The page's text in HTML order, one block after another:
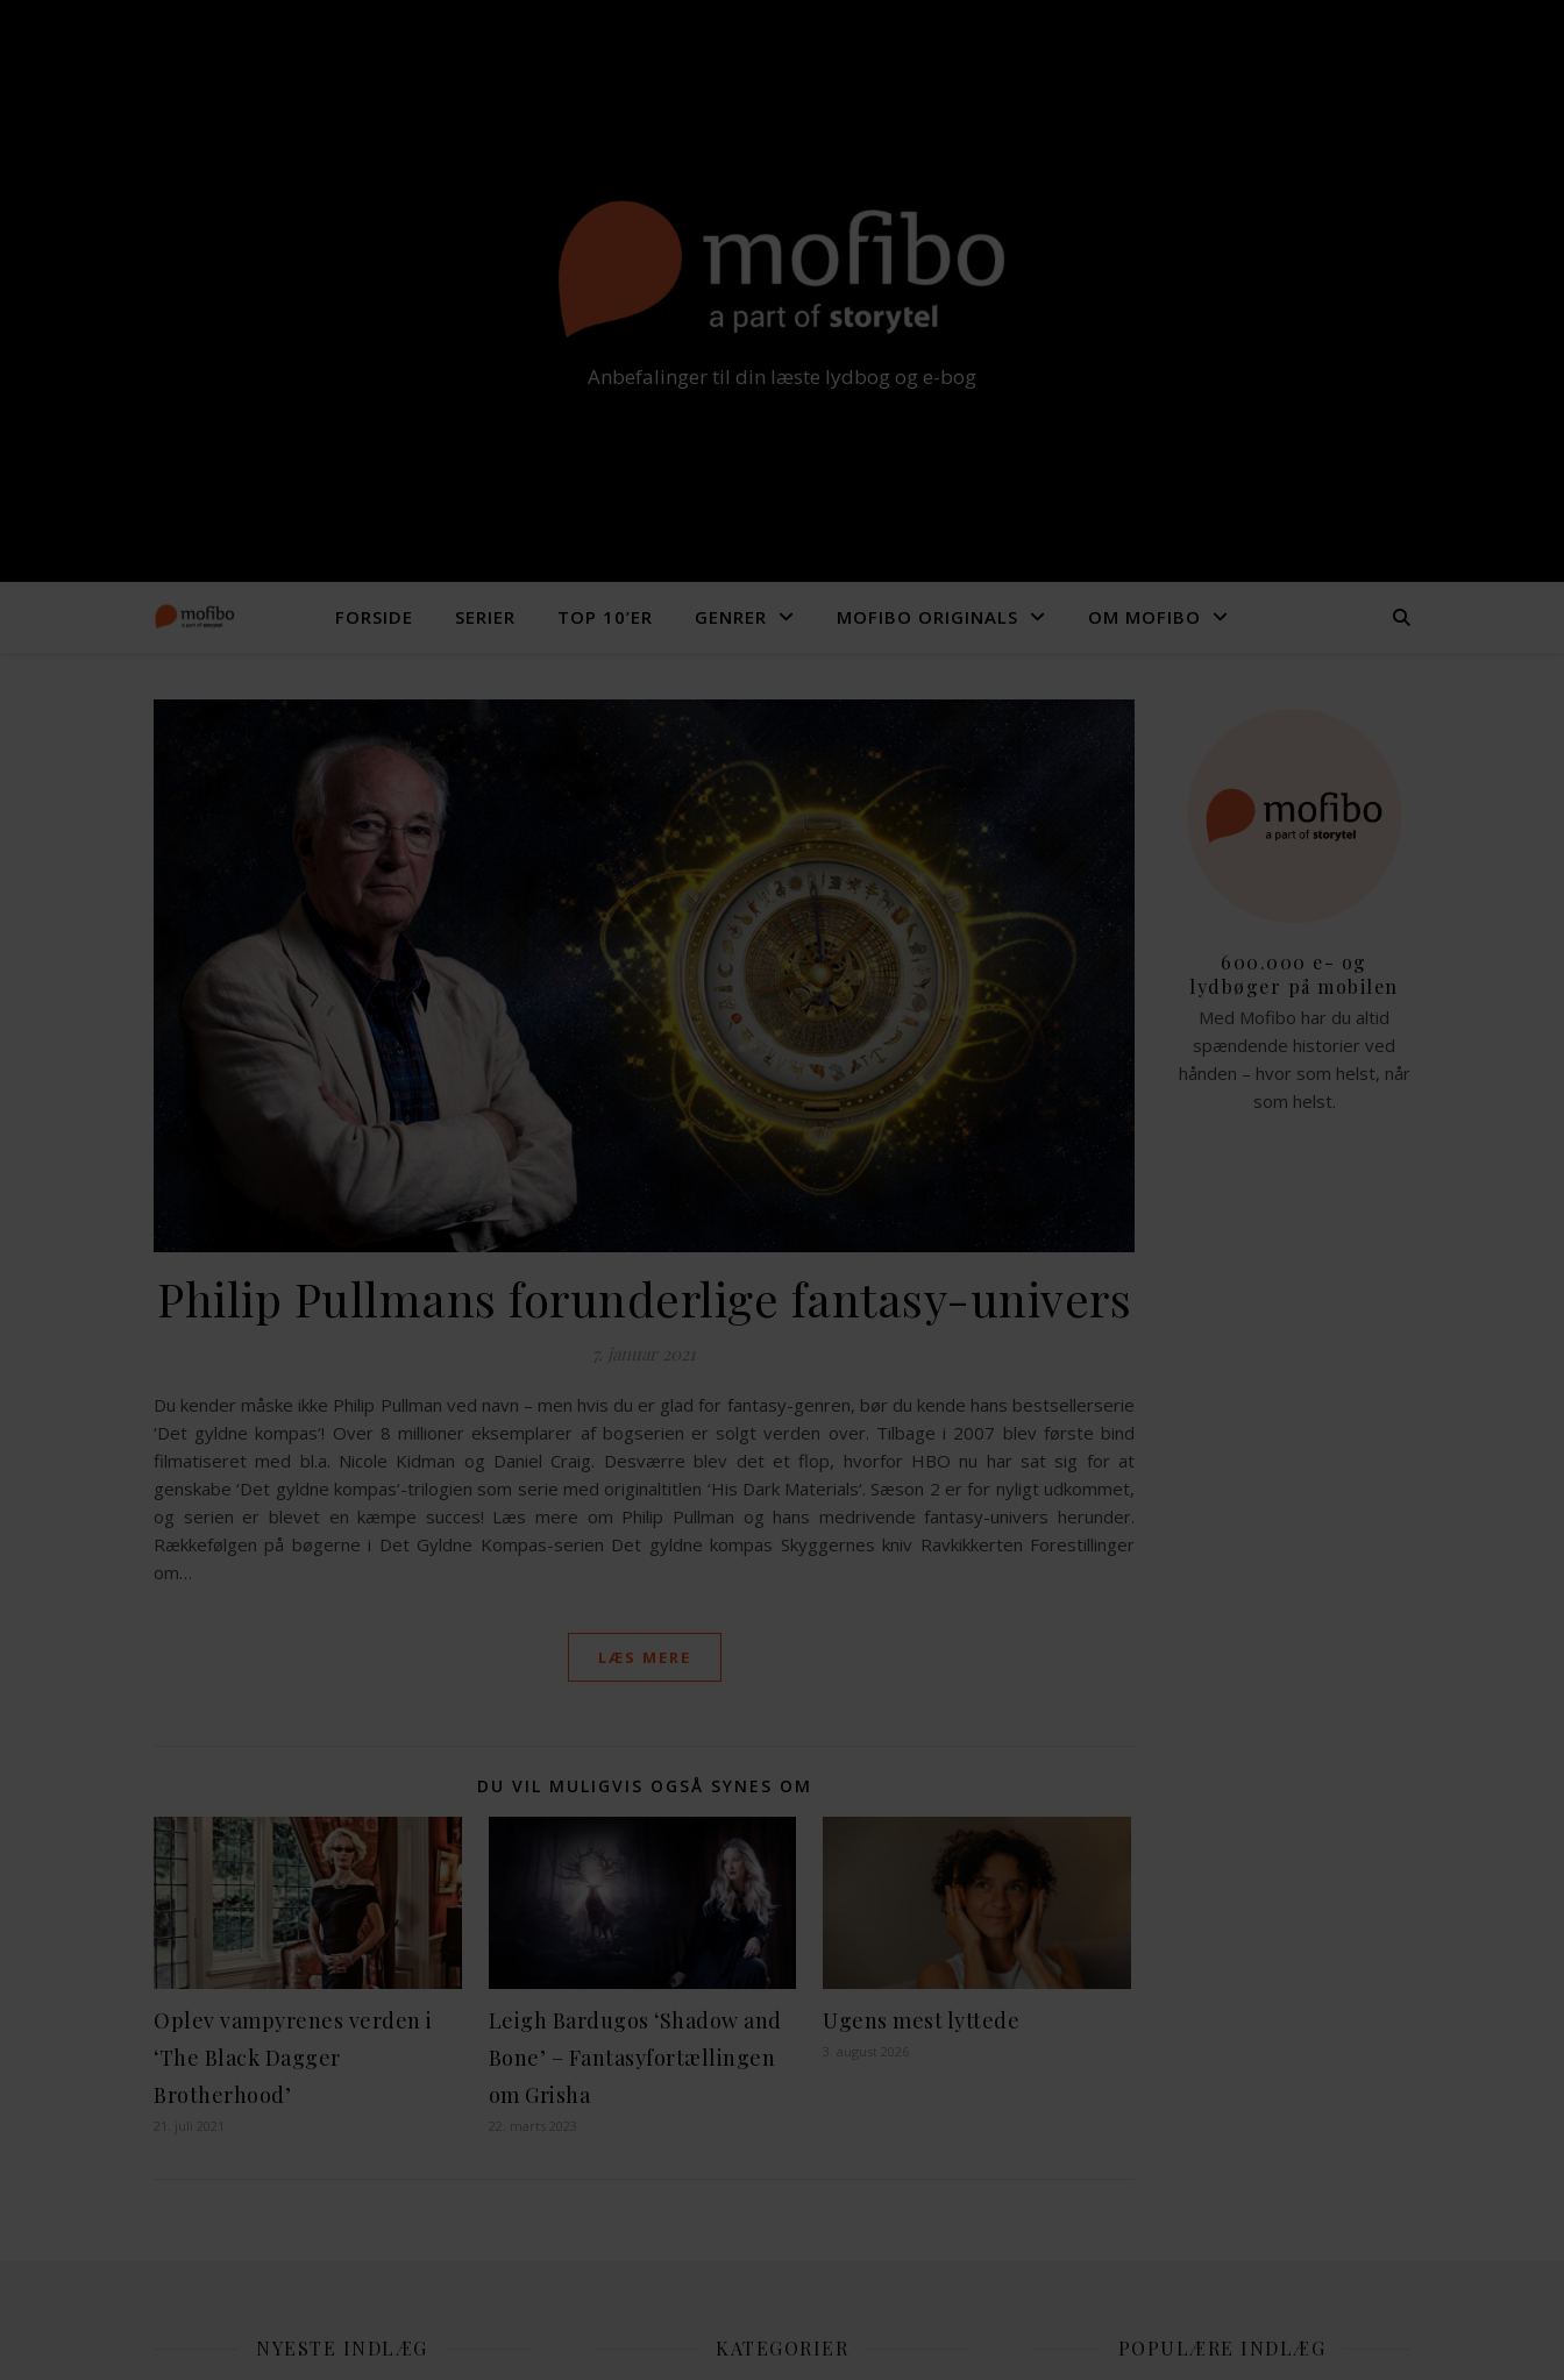
Anbefalinger til din læste lydbog og e-bog
FORSIDE SERIER TOP 10’ER GENRER MOFIBO ORIGINALS OM MOFIBO
Philip Pullmans forunderlige fantasy-univers
7. januar 2021
Du kender måske ikke Philip Pullman ved navn – men hvis du er glad for fantasy-genren, bør du kende hans bestsellerserie
‘Det gyldne kompas‘! Over 8 millioner eksemplarer af bogserien er solgt verden over. Tilbage i 2007 blev første bind
filmatiseret med bl.a. Nicole Kidman og Daniel Craig. Desværre blev det et flop, hvorfor HBO nu har sat sig for at
genskabe ‘Det gyldne kompas‘-trilogien som serie med originaltitlen ‘His Dark Materials‘. Sæson 2 er for nyligt udkommet,
og serien er blevet en kæmpe succes! Læs mere om Philip Pullman og hans medrivende fantasy-univers herunder.
Rækkefølgen på bøgerne i Det Gyldne Kompas-serien Det gyldne kompas Skyggernes kniv Ravkikkerten Forestillinger
om…
LÆS MERE
DU VIL MULIGVIS OGSÅ SYNES OM
Oplev vampyrenes verden i
‘The Black Dagger
Brotherhood’
Leigh Bardugos ‘Shadow and
Bone’ – Fantasyfortællingen
om Grisha
22. marts 2023
Ugens mest lyttede
3. august 2026
600.000 e- og
lydbøger på mobilen
Med Mofibo har du altid
spændende historier ved
hånden – hvor som helst, når
som helst.
NYESTE INDLÆG KATEGORIER POPULÆRE INDLÆG